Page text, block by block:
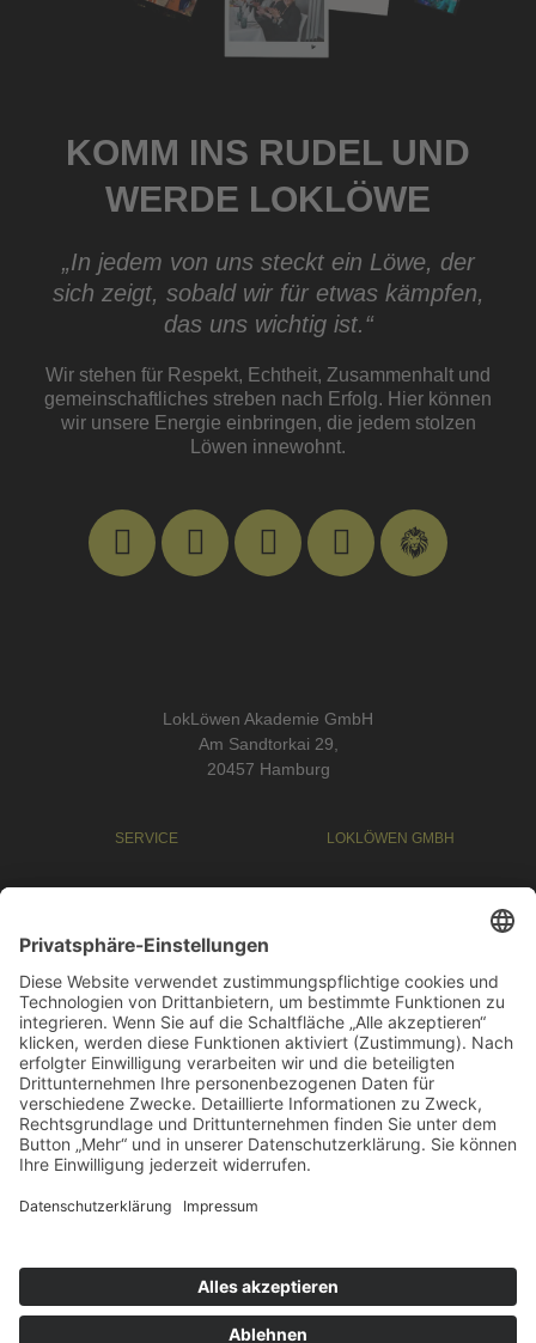
KOMM INS RUDEL UND
WERDE LOKLÖWE
„In jedem von uns steckt ein Löwe, der
sich zeigt, sobald wir für etwas kämpfen,
das uns wichtig ist.“​
Wir stehen für Respekt, Echtheit, Zusammenhalt und
gemeinschaftliches streben nach Erfolg. Hier können
wir unsere Energie einbringen, die jedem stolzen
Löwen innewohnt.
LokLöwen Akademie GmbH
Am Sandtorkai 29,
20457 Hamburg
SERVICE
Datenschutz
LOKLÖWEN GMBH
LOKLÖWEN AKADEMIE GMBH
Fortbildung für Ihr Personal
Werde Lokführer
Fortbildungen
ÜBER UNS
Unser Team
Imagefilm
+49 (0) 40 334 6866-50